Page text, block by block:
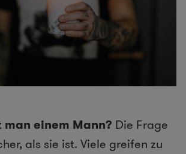
einem Mann? Die Frage
als sie ist. Viele greifen zu